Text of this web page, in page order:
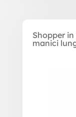
Shopper
manici